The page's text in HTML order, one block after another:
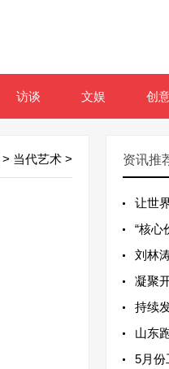
访谈 文娱 创
> 当代艺术 > 资讯推
让世
“核心
刘林
凝聚
持续
山东
5月份